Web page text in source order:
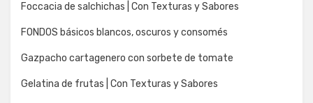
Foccacia de salchichas | Con Texturas y Sabores
FONDOS básicos blancos, oscuros y consomés
Gazpacho cartagenero con sorbete de tomate
Gelatina de frutas | Con Texturas y Sabores